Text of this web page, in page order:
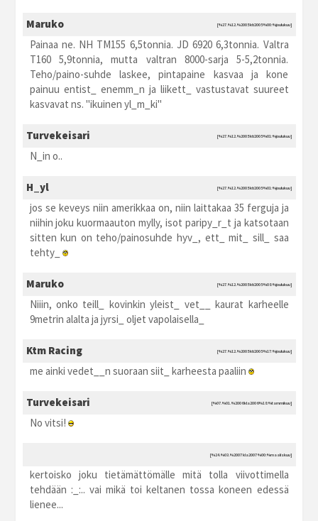
Maruko [%27.%12.%2005 kti2005 %00:%joulukuu]
Painaa ne. NH TM155 6,5tonnia. JD 6920 6,3tonnia. Valtra
T160 5,9tonnia, mutta valtran 8000-sarja 5-5,2tonnia.
Teho/paino-suhde laskee, pintapaine kasvaa ja kone
painuu entist_ enemm_n ja liikett_ vastustavat suureet
kasvavat ns. "ikuinen yl_m_ki"
Turvekeisari [%27.%12.%2005 kti2005 %01:%joulukuu]
N_in o..
H_yl [%27.%12.%2005 kti2005 %01:%joulukuu]
jos se keveys niin amerikkaa on, niin laittakaa 35 ferguja ja
niihin joku kuormaauton mylly, isot paripy_r_t ja katsotaan
sitten kun on teho/painosuhde hyv_, ett_ mit_ sill_ saa
tehty_
Maruko [%27.%12.%2005 kti2005 %08:%joulukuu]
Niiin, onko teill_ kovinkin yleist_ vet__ kaurat karheelle
9metrin alalta ja jyrsi_ oljet vapolaisella_
Ktm Racing [%27.%12.%2005 kti2005 %17:%joulukuu]
me ainki vedet__n suoraan siit_ karheesta paaliin
Turvekeisari [%07.%01.%2006 kla2006 %18:%tammikuu]
No vitsi!
[%24.%03.%2007 kla2007 %00:%maaliskuu]
kertoisko joku tietämättömälle mitä tolla viivottimella
tehdään :_:.. vai mikä toi keltanen tossa koneen edessä
lienee...